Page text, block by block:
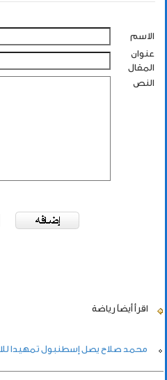
الاسم
عنوان
المقال
النص
اقرأ أيضاً رياضة
محمد صلاح يصل إسطنبول تمهيدا